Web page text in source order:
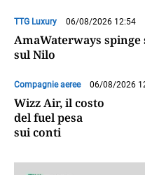
TTG Luxury 06/08/2026 12:54
AmaWaterways spinge
sul Nilo
Compagnie aeree 06/08/2026
Wizz Air, il costo
del fuel pesa
sui conti